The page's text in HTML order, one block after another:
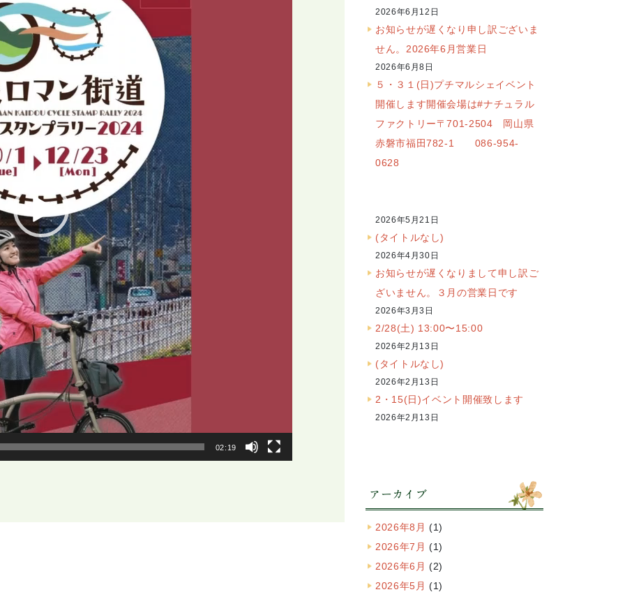
02:19
2026年6月12日
お知らせが遅くなり申し訳ございま
せん。2026年6月営業日
2026年6月8日
５・３１(日)プチマルシェイベント
開催します開催会場は#ナチュラル
ファクトリー〒701-2504 岡山県
赤磐市福田782-1 086-954-
0628
2026年5月21日
(タイトルなし)
2026年4月30日
お知らせが遅くなりまして申し訳ご
ざいません。３月の営業日です
2026年3月3日
2/28(土) 13:00〜15:00
2026年2月13日
(タイトルなし)
2026年2月13日
2・15(日)イベント開催致します
2026年2月13日
アーカイブ
2026年8月 (1)
2026年7月 (1)
2026年6月 (2)
2026年5月 (1)